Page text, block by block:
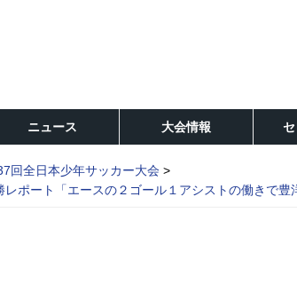
ニュース 大会情報
回全日本少年サッカー大会
ポート「エースの２ゴール１アシストの働きで豊